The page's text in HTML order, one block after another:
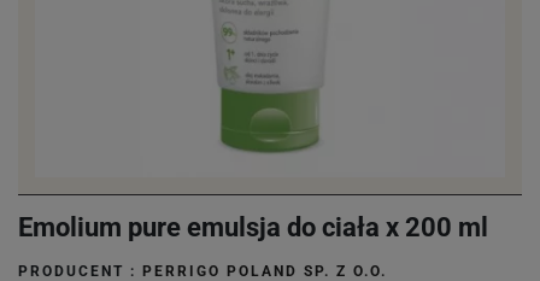
Emolium pure emulsja do ciała x 200 ml
PRODUCENT :
PERRIGO POLAND SP. Z O.O.